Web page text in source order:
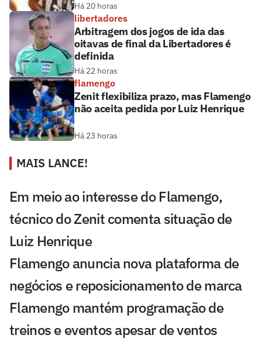
Há 20 horas
libertadores
Arbitragem dos jogos de ida das
oitavas de final da Libertadores é
definida
Há 22 horas
flamengo
Zenit flexibiliza prazo, mas Flamengo
não aceita pedida por Luiz Henrique
Há 23 horas
MAIS LANCE!
Em meio ao interesse do Flamengo,
técnico do Zenit comenta situação de
Luiz Henrique
Flamengo anuncia nova plataforma de
negócios e reposicionamento de marca
Flamengo mantém programação de
treinos e eventos apesar de ventos